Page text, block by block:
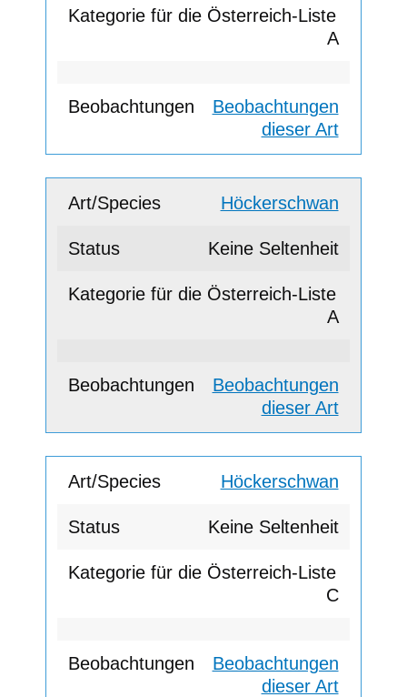
A
Beobachtungen
dieser Art
Höckerschwan
Keine Seltenheit
A
Beobachtungen
dieser Art
Höckerschwan
Keine Seltenheit
C
Beobachtungen
dieser Art